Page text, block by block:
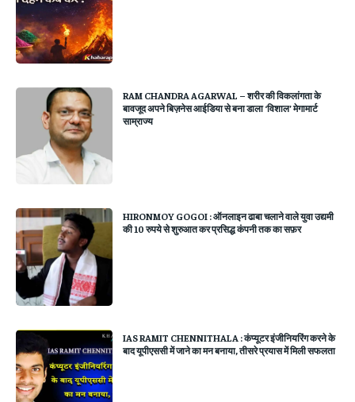
RAM CHANDRA AGARWAL – शरीर की विकलांगता के
बावजूद अपने बिज़नेस आईडिया से बना डाला ‘विशाल’ मेगामार्ट
साम्राज्य
HIRONMOY GOGOI : ऑनलाइन ढाबा चलाने वाले युवा उद्यमी
की 10 रुपये से शुरुआत कर प्रसिद्ध कंपनी तक का सफ़र
IAS RAMIT CHENNITHALA : कंप्यूटर इंजीनियरिंग करने के
बाद यूपीएससी में जाने का मन बनाया, तीसरे प्रयास में मिली सफलता